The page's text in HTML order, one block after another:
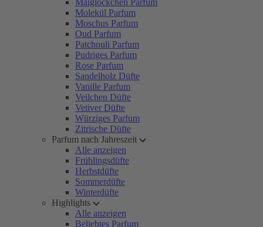
Maiglöckchen Parfum
Molekül Parfum
Moschus Parfum
Oud Parfum
Patchouli Parfum
Pudriges Parfum
Rose Parfum
Sandelholz Düfte
Vanille Parfum
Veilchen Düfte
Vetiver Düfte
Würziges Parfum
Zitrische Düfte
Parfum nach Jahreszeit
Alle anzeigen
Frühlingsdüfte
Herbstdüfte
Sommerdüfte
Winterdüfte
Highlights
Alle anzeigen
Beliebtes Parfum